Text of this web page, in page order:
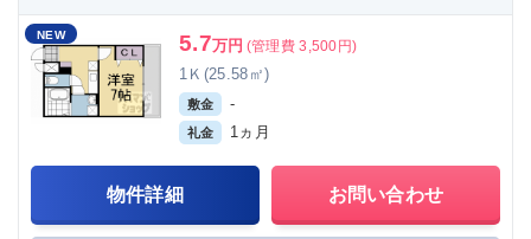
NEW 5.7万円 (管理費 3,500円)
1Ｋ(25.58㎡)
敷金 -
礼金 1ヵ月
物件詳細 お問い合わせ